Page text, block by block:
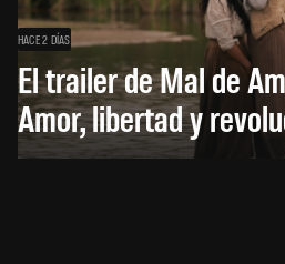
HACE 2 DÍAS
El trailer de Mal de
Amor, libertad y